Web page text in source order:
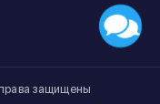
защищены